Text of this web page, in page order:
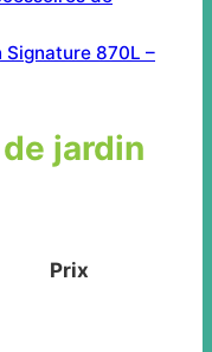
870L –
jardin
Prix